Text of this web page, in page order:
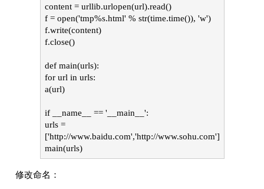
content = urllib.urlopen(url).read()
f = open('tmp%s.html' % str(time.time()), 'w')
f.write(content)
f.close()
def main(urls):
for url in urls:
a(url)
if __name__ == '__main__':
urls =
['http://www.baidu.com','http://www.sohu.com']
main(urls)
修改命名：